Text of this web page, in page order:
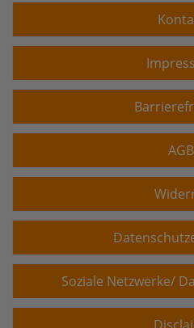
AGB
Soziale Netzwerke/